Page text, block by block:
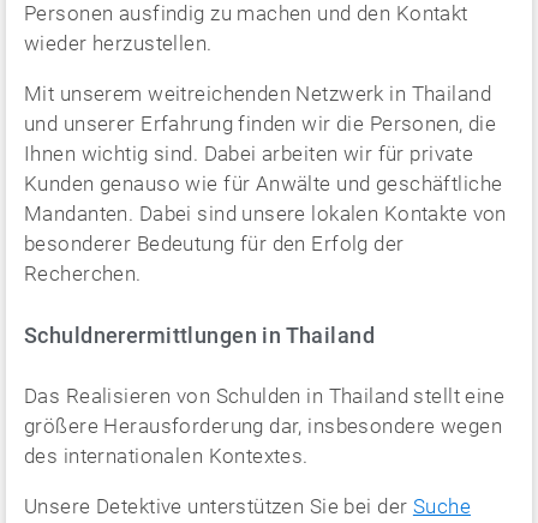
Personen ausfindig zu machen und den Kontakt
wieder herzustellen.
Mit unserem weitreichenden Netzwerk in Thailand
und unserer Erfahrung finden wir die Personen, die
Ihnen wichtig sind. Dabei arbeiten wir für private
Kunden genauso wie für Anwälte und geschäftliche
Mandanten. Dabei sind unsere lokalen Kontakte von
besonderer Bedeutung für den Erfolg der
Recherchen.
Schuldnerermittlungen in Thailand
Das Realisieren von Schulden in Thailand stellt eine
größere Herausforderung dar, insbesondere wegen
des internationalen Kontextes.
Unsere Detektive unterstützen Sie bei der Suche